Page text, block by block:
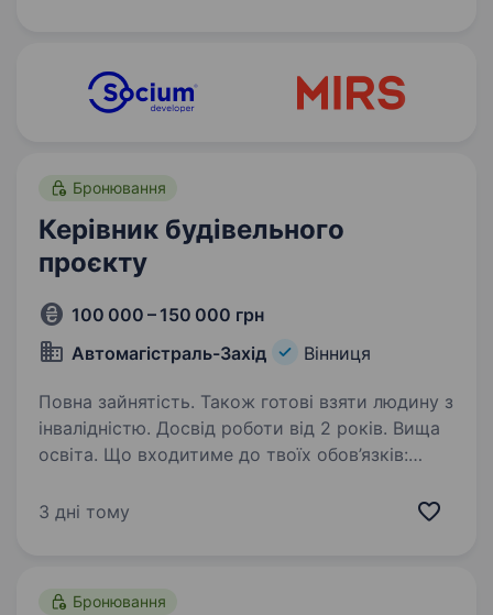
Бронювання
Керівник будівельного
проєкту
100 000 – 150 000 грн
Автомагістраль-Захід
Вінниця
Повна зайнятість. Також готові взяти людину з
інвалідністю. Досвід роботи від 2 років. Вища
освіта. Що входитиме до твоїх обов’язків:
від планування до здачі об'єкта
3 дні тому
Бронювання